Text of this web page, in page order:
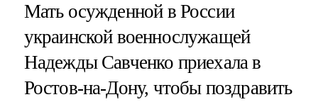
Мать осужденной в России
украинской военнослужащей
Надежды Савченко приехала в
Ростов-на-Дону, чтобы поздравить